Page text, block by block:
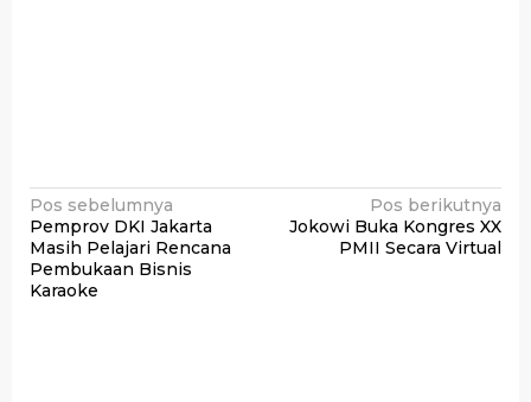
Navigasi
pos
Pos sebelumnya
Pemprov DKI Jakarta
Masih Pelajari Rencana
Pembukaan Bisnis
Karaoke
Pos berikutnya
Jokowi Buka Kongres XX
PMII Secara Virtual